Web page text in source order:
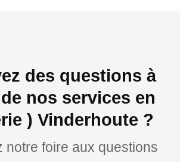
des questions à
nos services en
) Vinderhoute ?
notre foire aux questions